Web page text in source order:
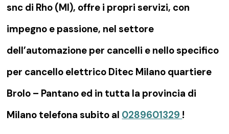
snc di Rho (MI), offre i propri servizi, con
impegno e passione, nel settore
dell’automazione per cancelli e nello specifico
per cancello elettrico Ditec Milano quartiere
Brolo – Pantano ed in tutta la provincia di
Milano telefona subito al 0289601329 !